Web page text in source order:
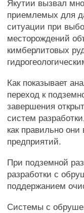
Якутии вызвал
приемлемых для
ситуации при
месторождений
кимберлитовых
Как показывает
переход к
завершения
систем
как правильно
предприятий.
При подземной
разработки с
поддержанием
Системы с